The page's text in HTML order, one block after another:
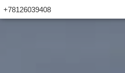
+78126039408